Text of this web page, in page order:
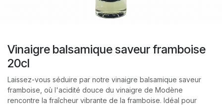
Vinaigre balsamique saveur framboise
20cl
Laissez-vous séduire par notre vinaigre balsamique saveur
framboise, où l'acidité douce du vinaigre de Modène
rencontre la fraîcheur vibrante de la framboise. Idéal pour